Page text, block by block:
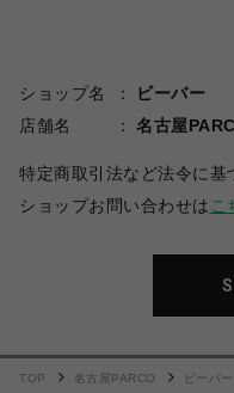
ショップ名
ビーバー
店舗名
名古屋
特定商取引法など法令に基
ショップお問い合わせは こ
TOP 名古屋PARCO ビーバー